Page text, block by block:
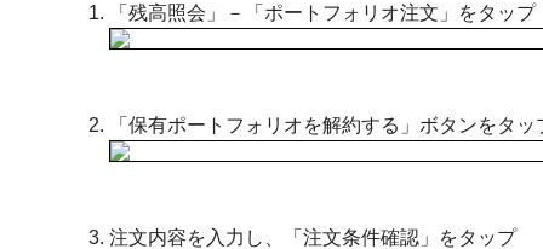
「残高照会」－「ポートフォリオ注文」をタップ
「保有ポートフォリオを解約する」ボタンをタ
注文内容を入力し、「注文条件確認」をタップ